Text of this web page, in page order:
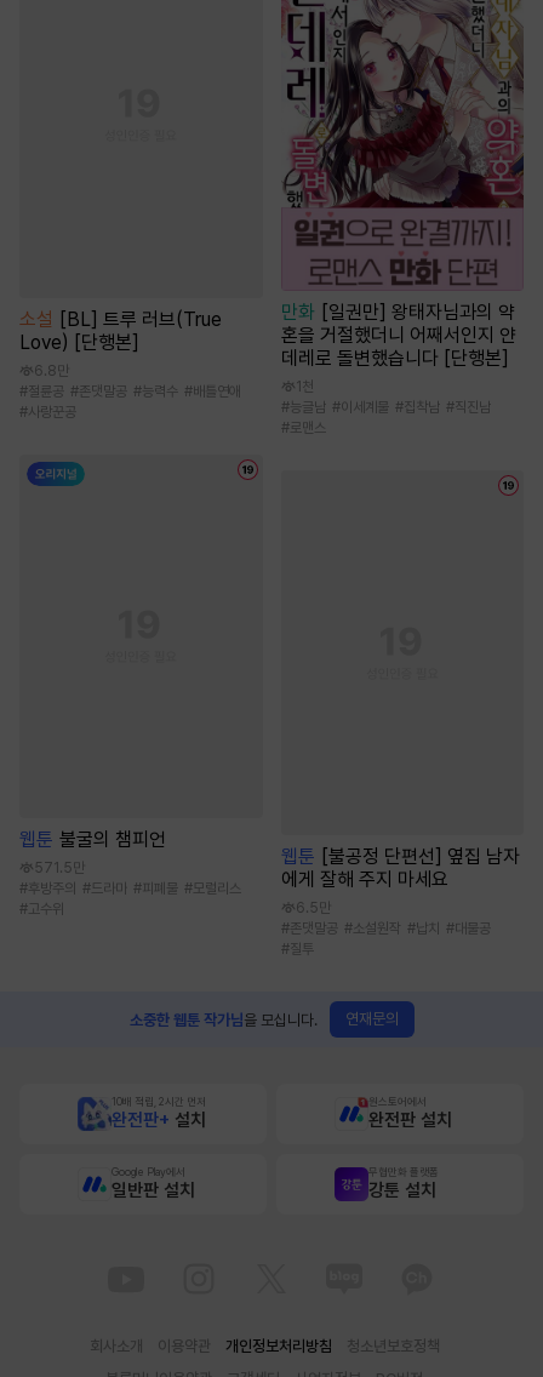
소설 [BL] 트루 러브(True
Love) [단행본]
6.8만
#절륜공 #존댓말공 #능력수 #배틀연애
#사랑꾼공
웹툰 불굴의 챔피언
571.5만
#후방주의 #드라마 #피폐물 #모럴리스
#고수위
만화
[일권만] 왕태자님과의 약
혼을 거절했더니 어째서인지 얀
데레로 돌변했습니다 [단행본]
1천
#능글남 #이세계물 #집착남 #직진남
#로맨스
웹툰
[불공정 단편선] 옆집 남자
에게 잘해 주지 마세요
6.5만
#존댓말공 #소설원작 #납치 #대물공
#질투
소중한 웹툰 작가님을 모십니다. 연재문의
10배 적립, 2시간 먼저
완전판+ 설치
원스토어에서
완전판 설치
Google Play에서
일반판 설치
무협만화 플랫폼
강툰 설치
회사소개 이용약관 개인정보처리방침
청소년보호정책